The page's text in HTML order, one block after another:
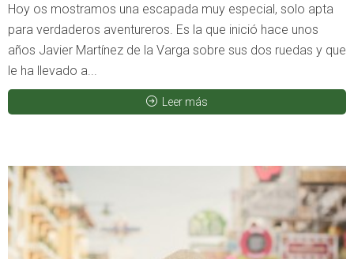
Hoy os mostramos una escapada muy especial, solo apta
para verdaderos aventureros. Es la que inició hace unos
años Javier Martínez de la Varga sobre sus dos ruedas y que
le ha llevado a...
Leer más